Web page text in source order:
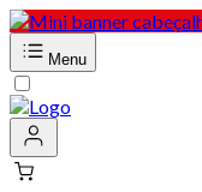
Menu